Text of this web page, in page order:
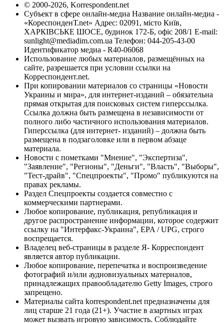
© 2000-2026, Korrespondent.net
Субъект в сфере онлайн-медиа Название онлайн-медиа -
«КореспонденТ.net» Адрес: 02091, місто Київ,
ХАРКІВСЬКЕ ШОСЕ, будинок 172-Б, офіс 208/1 E-mail:
sunlight@mediadim.com.ua Телефон: 044-205-43-00
Идентификатор медиа - R40-06068
Использование любых материалов, размещённых на
сайте, разрешается при условии ссылки на
Корреспондент.net.
При копировании материалов со страницы «Новости
Украины и мира», для интернет-изданий – обязательна
прямая открытая для поисковых систем гиперссылка.
Ссылка должна быть размещена в независимости от
полного либо частичного использования материалов.
Гиперссылка (для интернет- изданий) – должна быть
размещена в подзаголовке или в первом абзаце
материала.
Новости с пометками "Мнение", "Экспертиза",
"Заявление", "Регионы", "Деньги", "Власть", "Выборы",
"Тест-драйв", "Спецпроекты", "Промо" публикуются на
правах рекламы.
Раздел Спецпроекты создается совместно с
коммерческими партнерами.
Любое копирование, публикация, републикация и
другое распространение информации, которое содержит
ссылку на "Интерфакс-Украина", EPA / UPG, строго
воспрещается.
Владелец веб-страницы в разделе Я- Корреспондент
является автор публикации.
Любое копирование, перепечатка и воспроизведение
фотографий и/или аудиовизуальных материалов,
принадлежащих правообладателю Getty Images, строго
запрещено.
Материалы сайта korrespondent.net предназначены для
лиц старше 21 года (21+). Участие в азартных играх
может вызвать игровую зависимость. Соблюдайте